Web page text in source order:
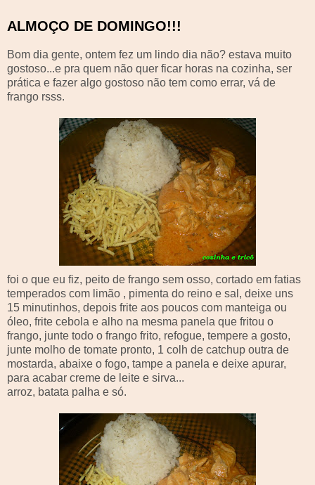
ALMOÇO DE DOMINGO!!!
Bom dia gente, ontem fez um lindo dia não? estava muito
gostoso...e pra quem não quer ficar horas na cozinha, ser
prática e fazer algo gostoso não tem como errar, vá de
frango rsss.
foi o que eu fiz, peito de frango sem osso, cortado em fatias
temperados com limão , pimenta do reino e sal, deixe uns
15 minutinhos, depois frite aos poucos com manteiga ou
óleo, frite cebola e alho na mesma panela que fritou o
frango, junte todo o frango frito, refogue, tempere a gosto,
junte molho de tomate pronto, 1 colh de catchup outra de
mostarda, abaixe o fogo, tampe a panela e deixe apurar,
para acabar creme de leite e sirva...
arroz, batata palha e só.